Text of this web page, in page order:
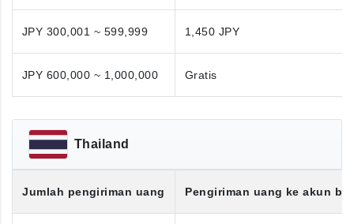
JPY 300,001 ~ 599,999 1,450 JPY
JPY 600,000 ~ 1,000,000 Gratis
Thailand
Jumlah pengiriman uang Pengiriman uang ke akun